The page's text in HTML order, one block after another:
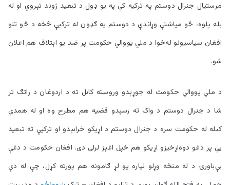
مرستيال جنرال دوستم په ترکيه کې په يو ډول د تبعيد ژوند تېروي او له
بله پلوه، څو مياشتې وړاندې د دوستم په ګډون له ترکيې څخه د څو تنو
افغان سياسيونو له‌خوا د ملي يووالي حکومت پر ضد يو اېتلاف هم اعلان
شو.
د ملي يووالي حکومت له جوړېدو وروسته کابل ته د اردوغان د راتګ تر
شا د جنرال دوستم د واک ته رسېدو قضيه هم مطرح وه او له همدې
کبله له حکومت سره د جنرال دوستم د اړيکو خرابېدو او ترکيې ته تبعيد
يې پر دغو دوه‌اړخيزو اړيکو هم خپل اغېز لرلی دی. افغان حکومت د دغې
بې‌باورۍ د له منځه وړلو لپاره يو لړ ګامونه هم پورته کړل، چې له دې